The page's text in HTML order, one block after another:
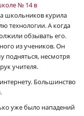
№ 14 в
школьников курила
технологии. А когда
обзывать его.
из учеников. Он
подняться, несмотря
учителя.
Большинство
уже было нападений